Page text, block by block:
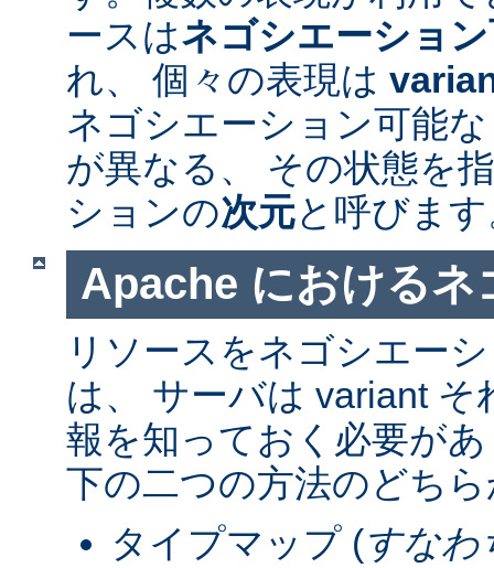
ースはネゴシエーショ
れ、 個々の表現は
ネゴシエーション可能
が異なる、 その状態を
ションの次元と呼びま
Apache におけるネ
リソースをネゴシエー
は、 サーバは variant
報を知っておく必要が
下の二つの方法のどち
タイプマップ (すなわ